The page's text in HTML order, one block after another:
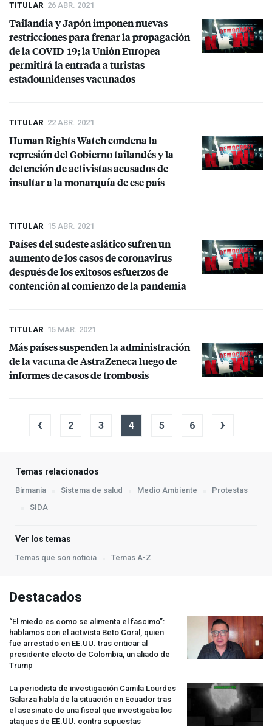
TITULAR 26 ABR. 2021
Tailandia y Japón imponen nuevas
restricciones para frenar la propagación
de laCOVID-19; la Unión Europea
permitirá la entrada a turistas
estadounidenses vacunados
TITULAR 22 ABR. 2021
Human Rights Watch condena la
represión del Gobierno tailandés y la
detención de activistas acusados de
insultar a la monarquía de ese país
TITULAR 15 ABR. 2021
Países del sudeste asiático sufren un
aumento de los casos de coronavirus
después de los exitosos esfuerzos de
contención al comienzo de la pandemia
TITULAR 15 MAR. 2021
Más países suspenden la administración
de la vacuna de AstraZeneca luego de
informes de casos de trombosis
‹ 2 3 4 5 6 ›
Temas relacionados
Birmania Sistema de salud Medio Ambiente
Protestas
SIDA
Ver los temas
Temas que son noticia Temas A-Z
Destacados
“El miedo es como se alimenta el fascimo”:
hablamos con el activista Beto Coral, quien
fue arrestado en EE.UU. tras criticar al
presidente electo de Colombia, un aliado de
Trump
La periodista de investigación Camila Lourdes
Galarza habla de la situación en Ecuador tras
el asesinato de una fiscal que investigaba los
ataques de EE.UU. contra supuestas